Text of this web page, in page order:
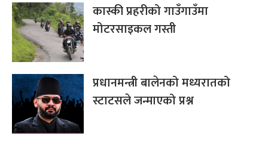
कास्की प्रहरीको गाउँगाउँमा
मोटरसाइकल गस्ती
प्रधानमन्त्री बालेनको मध्यरातको
स्टाटसले जन्माएको प्रश्न